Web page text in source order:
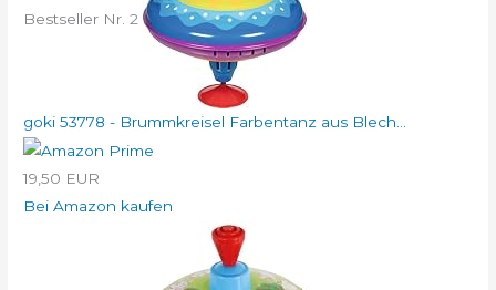
Bestseller Nr. 2
goki 53778 - Brummkreisel Farbentanz aus Blech...
19,50 EUR
Bei Amazon kaufen